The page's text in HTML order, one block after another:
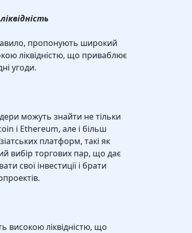
пропонують широкий
ліквідністю, що приваблює
угоди.
можуть знайти не тільки
і Ethereum, але і більш
платформ, такі як
вибір торгових пар, що дає
свої інвестиції і брати
високою ліквідністю, що